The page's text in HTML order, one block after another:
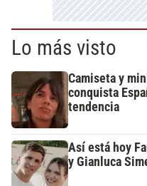
Lo más visto
Camiseta y
conquista
tendencia
Así está hoy
y Gianluca